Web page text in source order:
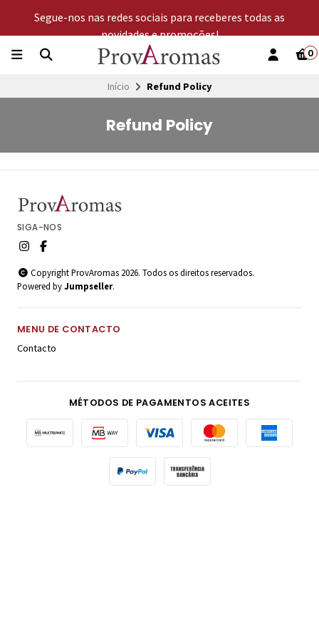
Segue-nos nas redes sociais para receberes todas as
novidades e promoções!
0
Início Refund Policy
Refund Policy
SIGA-NOS
Copyright ProvAromas 2026. Todos os direitos reservados.
Powered byJumpseller.
MENU DE CONTACTO
Contacto
MÉTODOS DE PAGAMENTOS ACEITES